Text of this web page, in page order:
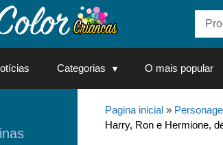
Categorias O mais popular
Pagina inicial»
Harry, Ron e Hermione,